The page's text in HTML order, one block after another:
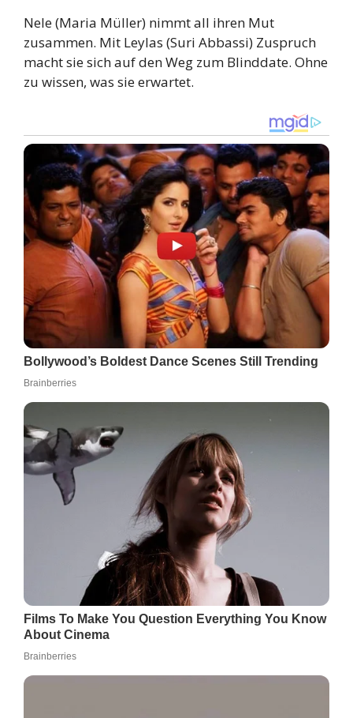
Nele (Maria Müller) nimmt all ihren Mut
zusammen. Mit Leylas (Suri Abbassi) Zuspruch
macht sie sich auf den Weg zum Blinddate. Ohne
zu wissen, was sie erwartet.